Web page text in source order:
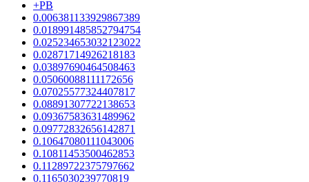
+PB
0.006381133929867389
0.018991485852794754
0.025234653032123022
0.02871714926218183
0.03897690464508463
0.05060088111172656
0.07025577324407817
0.08891307722138653
0.09367583631489962
0.09772832656142871
0.10647080111043006
0.10811453500462853
0.11289722375797662
0.1165030239770819